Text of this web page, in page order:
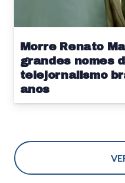
Morre Renato
grandes nomes
telejornalismo
anos